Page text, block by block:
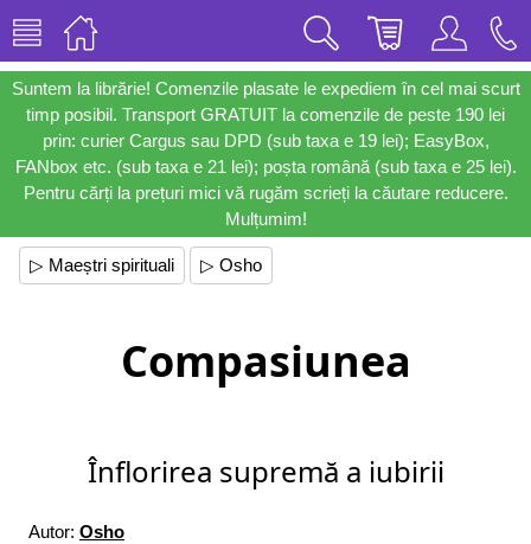
Suntem la librărie! Comenzile plasate le expediem în cel mai scurt
timp posibil. Transport GRATUIT la comenzile de peste 190 lei
prin: curier Cargus sau DPD (sub taxa e 19 lei); EasyBox,
FANbox etc. (sub taxa e 21 lei); poșta română (sub taxa e 25 lei).
Pentru cărți la prețuri mici vă rugăm scrieți la căutare reducere.
Mulțumim!
▷ Maeștri spirituali ▷ Osho
Compasiunea
Înflorirea supremă a iubirii
Autor: Osho